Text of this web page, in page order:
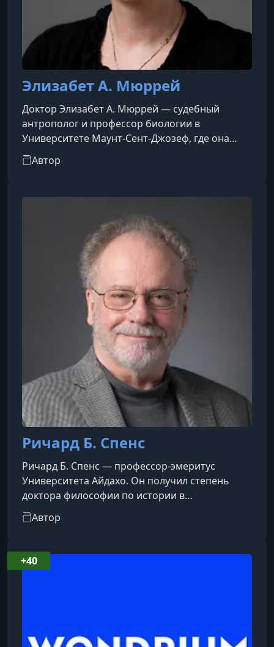
Элизабет А. Мюррей
Доктор Элизабет А. Мюррей — судебный
антрополог и профессор биологии в
Университете Маунт-Сент-Джозеф, где она
преподает анатомию человека на уровне
докторантуры и анатомию и физиологию на
Она получила степень бакалавра по биологии
магистра по антропологии и доктора
философии в области междисциплинарных
исследований по биологии человека в
Университете Цинцинна
Автор
Ричард Б. Спенс
Ричард Б. Спенс — профессор-эмеритус
Университета Айдахо. Он получил степень
доктора философии по истории в
Калифорнийском университете в Санта-
Барбаре, где также преподавал в качестве
области исследований включают российскую и
военную историю, шпионаж, оккультизм,
Автор
+40